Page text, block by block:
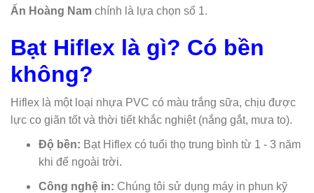
Ấn Hoàng Nam chính là lựa chọn số 1.
Bạt Hiflex là gì? Có bền
không?
Hiflex là một loại nhựa PVC có màu trắng sữa, chịu được
lực co giãn tốt và thời tiết khắc nghiệt (nắng gắt, mưa to).
Độ bền: Bạt Hiflex có tuổi thọ trung bình từ 1 - 3 năm
khi để ngoài trời.
Công nghệ in: Chúng tôi sử dụng máy in phun kỹ